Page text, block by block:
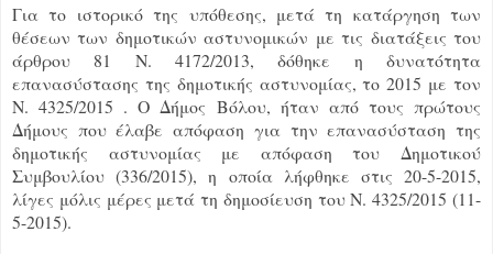
Για το ιστορικό της υπόθεσης, μετά τη κατάργηση των
θέσεων των δημοτικών αστυνομικών με τις διατάξεις του
άρθρου 81 Ν. 4172/2013, δόθηκε η δυνατότητα
επανασύστασης της δημοτικής αστυνομίας, το 2015 με τον
Ν. 4325/2015 . Ο Δήμος Βόλου, ήταν από τους πρώτους
Δήμους που έλαβε απόφαση για την επανασύσταση της
δημοτικής αστυνομίας με απόφαση του Δημοτικού
Συμβουλίου (336/2015), η οποία λήφθηκε στις 20-5-2015,
λίγες μόλις μέρες μετά τη δημοσίευση του Ν. 4325/2015 (11-
5-2015).